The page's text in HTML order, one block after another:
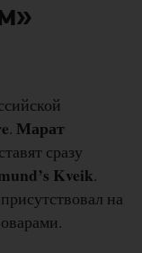
. Марат
сразу
Kveik.
на